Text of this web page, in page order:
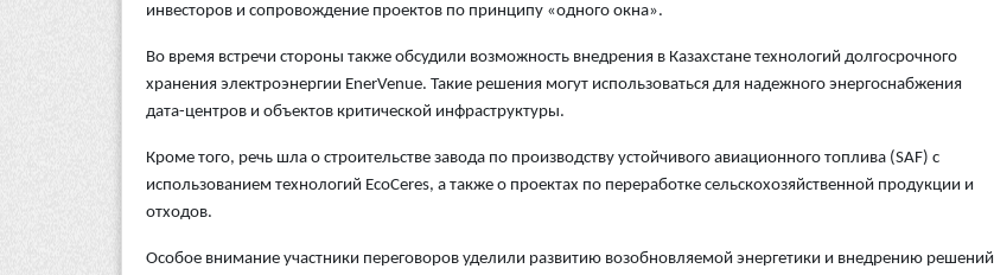
инвесторов и сопровождение проектов по принципу «одного окна».
Во время встречи стороны также обсудили возможность внедрения в Казахстане технологий долгосрочного
хранения электроэнергии EnerVenue. Такие решения могут использоваться для надежного энергоснабжения
дата-центров и объектов критической инфраструктуры.
Кроме того, речь шла о строительстве завода по производству устойчивого авиационного топлива (SAF) с
использованием технологий EcoCeres, а также о проектах по переработке сельскохозяйственной продукции и
отходов.
Особое внимание участники переговоров уделили развитию возобновляемой энергетики и внедрению решений